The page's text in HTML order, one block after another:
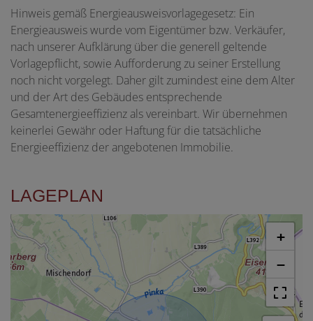
Hinweis gemäß Energieausweisvorlagegesetz: Ein
Energieausweis wurde vom Eigentümer bzw. Verkäufer,
nach unserer Aufklärung über die generell geltende
Vorlagepflicht, sowie Aufforderung zu seiner Erstellung
noch nicht vorgelegt. Daher gilt zumindest eine dem Alter
und der Art des Gebäudes entsprechende
Gesamtenergieeffizienz als vereinbart. Wir übernehmen
keinerlei Gewähr oder Haftung für die tatsächliche
Energieeffizienz der angebotenen Immobilie.
LAGEPLAN
+
−